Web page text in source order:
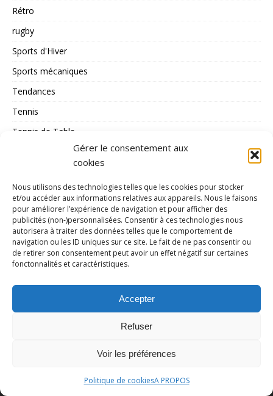
Gérer le consentement aux
cookies
Nous utilisons des technologies telles que les cookies pour stocker
et/ou accéder aux informations relatives aux appareils. Nous le faisons
pour améliorer l’expérience de navigation et pour afficher des
publicités (non-)personnalisées. Consentir à ces technologies nous
autorisera à traiter des données telles que le comportement de
navigation ou les ID uniques sur ce site. Le fait de ne pas consentir ou
de retirer son consentement peut avoir un effet négatif sur certaines
fonctonnalités et caractéristiques.
Accepter
Refuser
Voir les préférences
Politique de cookiesA PROPOS
Rétro
rugby
Sports d'Hiver
Sports mécaniques
Tendances
Tennis
Tennis de Table
Tous les Sports
Voile
volley_ball
water-polo
MÉTA
Connexion
Flux des publications
Site de WordPress-FR